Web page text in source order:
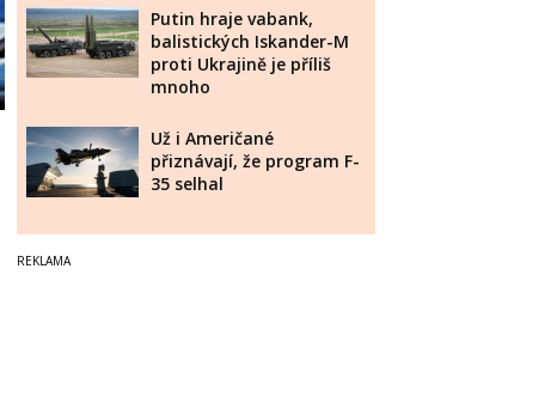
Putin hraje vabank,
balistických Iskander-M
proti Ukrajině je příliš
mnoho
Už i Američané
přiznávají, že program F-
35 selhal